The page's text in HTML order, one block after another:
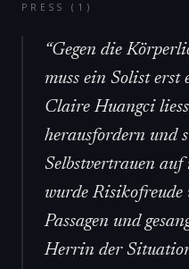
PRESS ( 1 )
“Gegen die
muss ein Solist erst
Claire Huangci
herausfordern und
Selbstvertrauen
wurde
Passagen und
Herrin der